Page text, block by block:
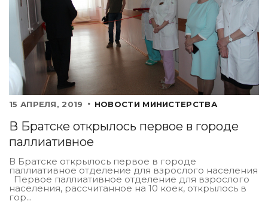
15 АПРЕЛЯ, 2019 НОВОСТИ МИНИСТЕРСТВА
В Братске открылось первое в городе
паллиативное
В Братске открылось первое в городе
паллиативное отделение для взрослого населения
Первое паллиативное отделение для взрослого
населения, рассчитанное на 10 коек, открылось в
гор...